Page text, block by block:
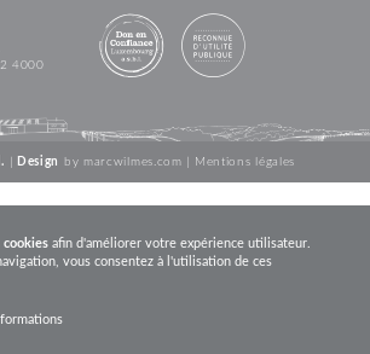
4000
Design by marcwilmes.com Mentions légales
cookies afin d'améliorer votre expérience utilisateur.
vous consentez à l'utilisation de ces